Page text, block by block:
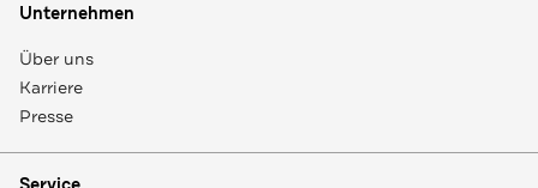
Unternehmen
Über uns
Karriere
Presse